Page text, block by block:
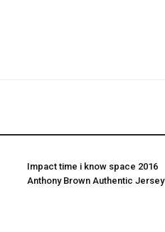
Impact time i know space 2016
Anthony Brown Authentic Jersey